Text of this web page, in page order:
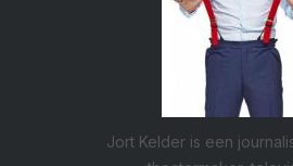
Jort Kelder is een